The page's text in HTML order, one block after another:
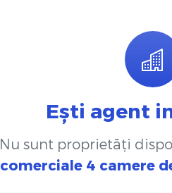
Ești agent
Nu sunt proprietăți
comerciale 4 camere